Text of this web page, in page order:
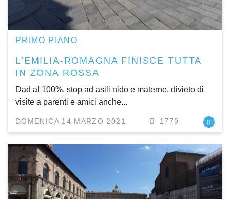
PRIMO PIANO
L’EMILIA-ROMAGNA FINISCE TUTTA
IN ZONA ROSSA
Dad al 100%, stop ad asili nido e materne, divieto di
visite a parenti e amici anche...
DOMENICA 14 MARZO 2021 1779